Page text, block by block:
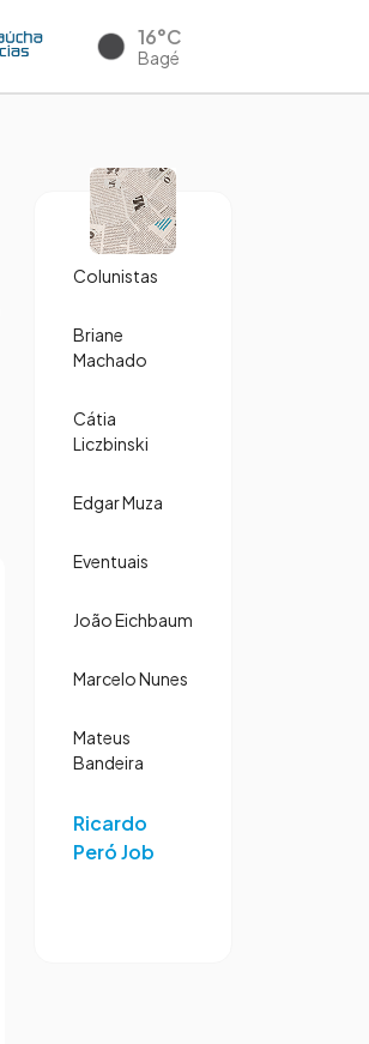
16°C
Bagé
Colunistas
Briane
Machado
Cátia
Liczbinski
Edgar Muza
Eventuais
João Eichbaum
Marcelo Nunes
Mateus
Bandeira
Ricardo
Peró Job